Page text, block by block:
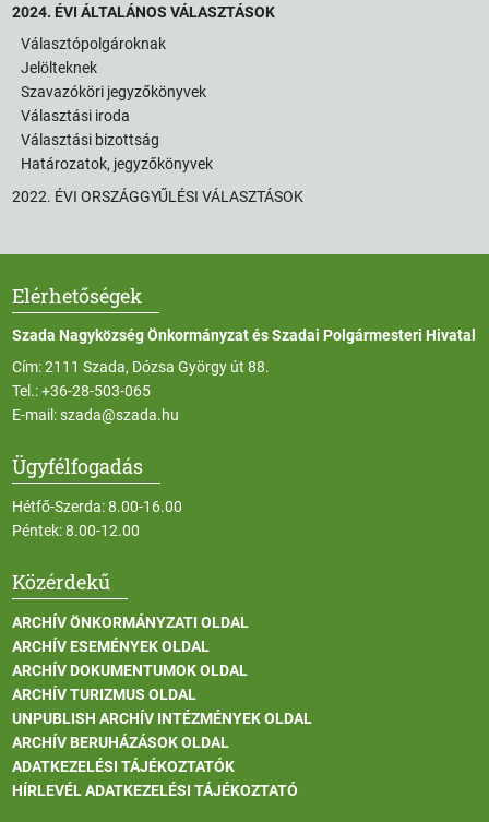
2024. ÉVI ÁLTALÁNOS VÁLASZTÁSOK
Választópolgároknak
Jelölteknek
Szavazóköri jegyzőkönyvek
Választási iroda
Választási bizottság
Határozatok, jegyzőkönyvek
2022. ÉVI ORSZÁGGYŰLÉSI VÁLASZTÁSOK
Elérhetőségek
Szada Nagyközség Önkormányzat és Szadai Polgármesteri Hivatal
Cím: 2111 Szada, Dózsa György út 88.
Tel.:+36-28-503-065
E-mail:szada@szada.hu
Ügyfélfogadás
Hétfő-Szerda: 8.00-16.00
Péntek: 8.00-12.00
Közérdekű
ARCHÍV ÖNKORMÁNYZATI OLDAL
ARCHÍV ESEMÉNYEK OLDAL
ARCHÍV DOKUMENTUMOK OLDAL
ARCHÍV TURIZMUS OLDAL
UNPUBLISH ARCHÍV INTÉZMÉNYEK OLDAL
ARCHÍV BERUHÁZÁSOK OLDAL
ADATKEZELÉSI TÁJÉKOZTATÓK
HÍRLEVÉL ADATKEZELÉSI TÁJÉKOZTATÓ